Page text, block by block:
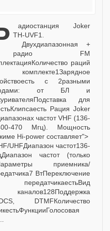
Joker TH-UVF1.
Двухдиапазонная +
радио FM
раций
с 2разными
от БЛ и
для
Рация Joker
частот VHF (136-
470 Мгц). Мощность
Hi-power составляет">
частот136-
частот (только
приемника/
ВтПереключение
каналов128Поддержка
DTMFКоличество